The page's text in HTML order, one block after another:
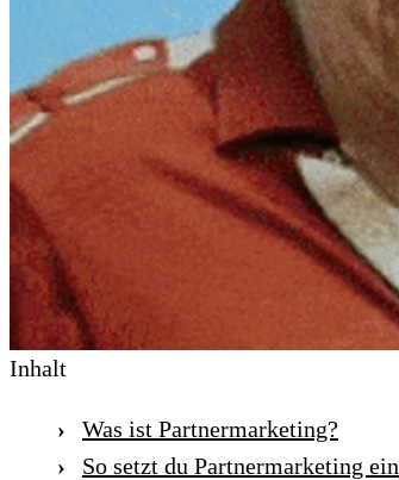
Inhalt
Was ist Partnermarketing?
So setzt du Partnermarketing ein